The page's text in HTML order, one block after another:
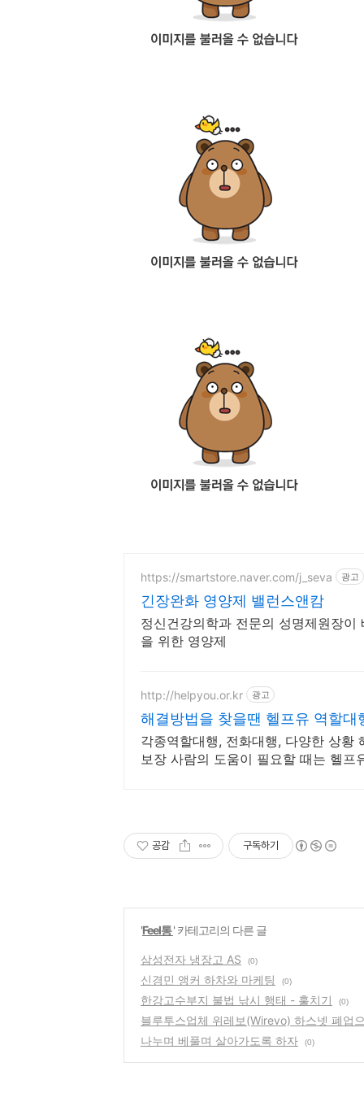
https://smartstore.naver.com/j_seva 광고
긴장완화 영양제 밸런스앤캄
정신건강의학과 전문의 성명제원장
을 위한 영양제
http://helpyou.or.kr 광고
해결방법을 찾을땐 헬프유 역할대
각종역할대행, 전화대행, 다양한 상황
보장 사람의 도움이 필요할 때는 헬프
공감 구독하기
'Feel통' 카테고리의 다른 글
삼성전자 냉장고 AS (0)
신경민 앵커 하차와 마케팅 (0)
한강고수부지 불법 낚시 행태 - 훌치기 (0)
블루투스업체 위레보(Wirevo) 하스넷 폐업
나누며 베풀며 살아가도록 하자
(0)